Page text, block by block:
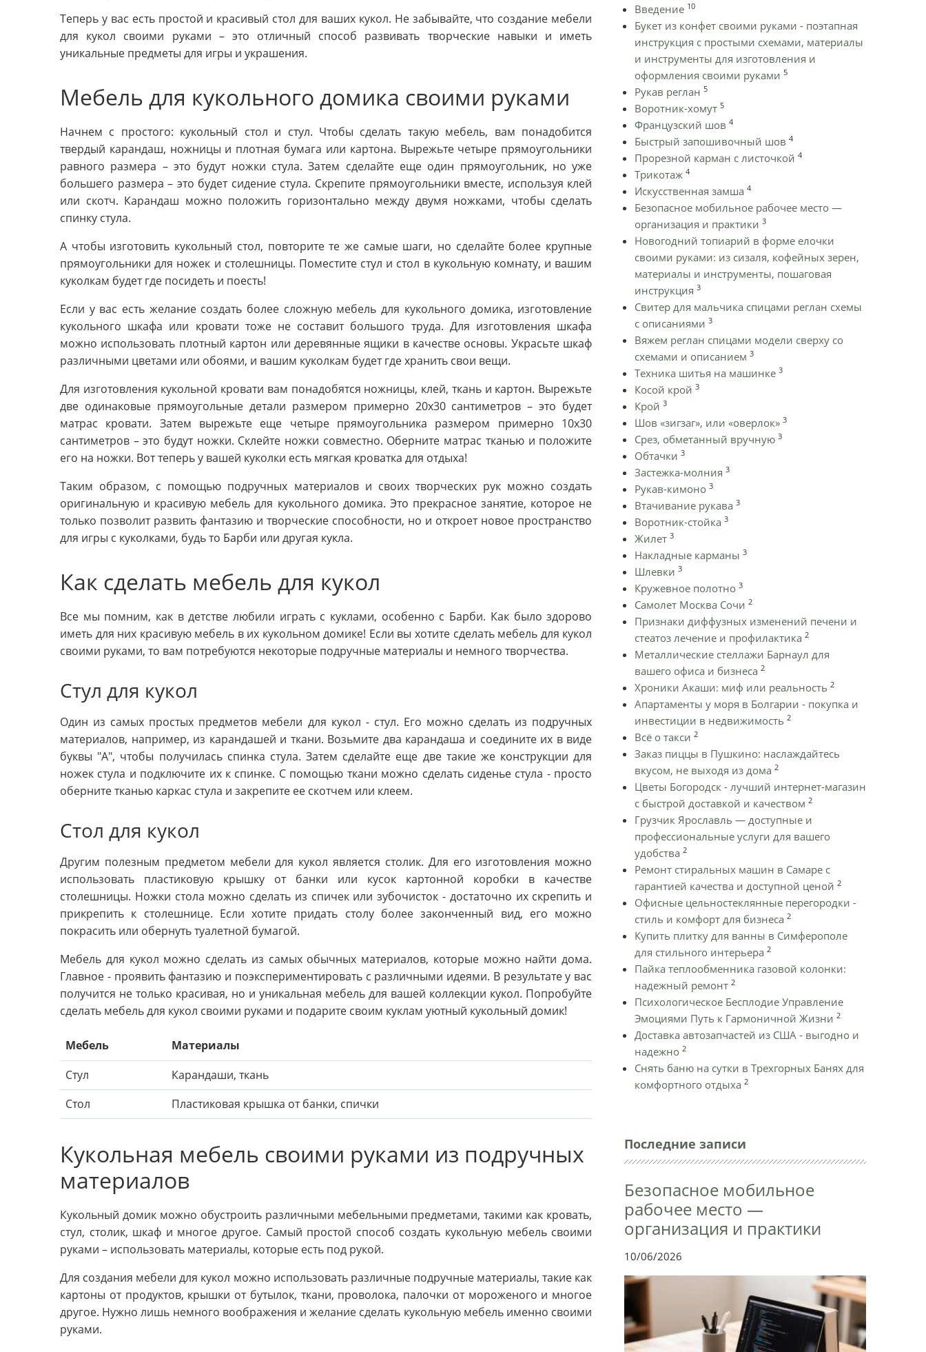
Теперь у вас есть простой и красивый стол для ваших кукол. Не забывайте, что создание мебели
для кукол своими руками – это отличный способ развивать творческие навыки и иметь
уникальные предметы для игры и украшения.
Мебель для кукольного домика своими руками
Начнем с простого: кукольный стол и стул. Чтобы сделать такую мебель, вам понадобится
твердый карандаш, ножницы и плотная бумага или картона. Вырежьте четыре прямоугольники
равного размера – это будут ножки стула. Затем сделайте еще один прямоугольник, но уже
большего размера – это будет сидение стула. Скрепите прямоугольники вместе, используя клей
или скотч. Карандаш можно положить горизонтально между двумя ножками, чтобы сделать
спинку стула.
А чтобы изготовить кукольный стол, повторите те же самые шаги, но сделайте более крупные
прямоугольники для ножек и столешницы. Поместите стул и стол в кукольную комнату, и вашим
куколкам будет где посидеть и поесть!
Если у вас есть желание создать более сложную мебель для кукольного домика, изготовление
кукольного шкафа или кровати тоже не составит большого труда. Для изготовления шкафа
можно использовать плотный картон или деревянные ящики в качестве основы. Украсьте шкаф
различными цветами или обоями, и вашим куколкам будет где хранить свои вещи.
Для изготовления кукольной кровати вам понадобятся ножницы, клей, ткань и картон. Вырежьте
две одинаковые прямоугольные детали размером примерно 20x30 сантиметров – это будет
матрас кровати. Затем вырежьте еще четыре прямоугольника размером примерно 10x30
сантиметров – это будут ножки. Склейте ножки совместно. Оберните матрас тканью и положите
его на ножки. Вот теперь у вашей куколки есть мягкая кроватка для отдыха!
Таким образом, с помощью подручных материалов и своих творческих рук можно создать
оригинальную и красивую мебель для кукольного домика. Это прекрасное занятие, которое не
только позволит развить фантазию и творческие способности, но и откроет новое пространство
для игры с куколками, будь то Барби или другая кукла.
Как сделать мебель для кукол
Все мы помним, как в детстве любили играть с куклами, особенно с Барби. Как было здорово
иметь для них красивую мебель в их кукольном домике! Если вы хотите сделать мебель для кукол
своими руками, то вам потребуются некоторые подручные материалы и немного творчества.
Стул для кукол
Один из самых простых предметов мебели для кукол - стул. Его можно сделать из подручных
материалов, например, из карандашей и ткани. Возьмите два карандаша и соедините их в виде
буквы "А", чтобы получилась спинка стула. Затем сделайте еще две такие же конструкции для
ножек стула и подключите их к спинке. С помощью ткани можно сделать сиденье стула - просто
оберните тканью каркас стула и закрепите ее скотчем или клеем.
Стол для кукол
Другим полезным предметом мебели для кукол является столик. Для его изготовления можно
использовать пластиковую крышку от банки или кусок картонной коробки в качестве
столешницы. Ножки стола можно сделать из спичек или зубочисток - достаточно их скрепить и
прикрепить к столешнице. Если хотите придать столу более законченный вид, его можно
покрасить или обернуть туалетной бумагой.
Мебель для кукол можно сделать из самых обычных материалов, которые можно найти дома.
Главное - проявить фантазию и поэкспериментировать с различными идеями. В результате у вас
получится не только красивая, но и уникальная мебель для вашей коллекции кукол. Попробуйте
сделать мебель для кукол своими руками и подарите своим куклам уютный кукольный домик!
Мебель
Материалы
Стул
Карандаши, ткань
Стол
Пластиковая крышка от банки, спички
Кукольная мебель своими руками из подручных
материалов
Кукольный домик можно обустроить различными мебельными предметами, такими как кровать,
стул, столик, шкаф и многое другое. Самый простой способ создать кукольную мебель своими
руками – использовать материалы, которые есть под рукой.
Для создания мебели для кукол можно использовать различные подручные материалы, такие как
картоны от продуктов, крышки от бутылок, ткани, проволока, палочки от мороженого и многое
другое. Нужно лишь немного воображения и желание сделать кукольную мебель именно своими
руками.
Введение 10
Букет из конфет своими руками - поэтапная
инструкция с простыми схемами, материалы
и инструменты для изготовления и
оформления своими руками 5
Рукав реглан 5
Воротник-хомут 5
Французский шов 4
Быстрый запошивочный шов 4
Прорезной карман с листочкой 4
Трикотаж 4
Искусственная замша 4
Безопасное мобильное рабочее место —
организация и практики 3
Новогодний топиарий в форме елочки
своими руками: из сизаля, кофейных зерен,
материалы и инструменты, пошаговая
инструкция 3
Cвитер для мальчика спицами реглан схемы
с описаниями 3
Вяжем реглан спицами модели сверху со
схемами и описанием 3
Техника шитья на машинке 3
Косой крой 3
Крой 3
Шов «зигзаг», или «оверлок» 3
Срез, обметанный вручную 3
Обтачки 3
Застежка-молния 3
Рукав-кимоно 3
Втачивание рукава 3
Воротник-стойка 3
Жилет 3
Накладные карманы 3
Шлевки 3
Кружевное полотно 3
Самолет Москва Сочи 2
Признаки диффузных изменений печени и
стеатоз лечение и профилактика 2
Металлические стеллажи Барнаул для
вашего офиса и бизнеса 2
Хроники Акаши: миф или реальность 2
Апартаменты у моря в Болгарии - покупка и
инвестиции в недвижимость 2
Всё о такси 2
Заказ пиццы в Пушкино: наслаждайтесь
вкусом, не выходя из дома 2
Цветы Богородск - лучший интернет-магазин
с быстрой доставкой и качеством 2
Грузчик Ярославль — доступные и
профессиональные услуги для вашего
удобства 2
Ремонт стиральных машин в Самаре с
гарантией качества и доступной ценой 2
Офисные цельностеклянные перегородки -
стиль и комфорт для бизнеса 2
Купить плитку для ванны в Симферополе
для стильного интерьера 2
Пайка теплообменника газовой колонки:
надежный ремонт 2
Психологическое Бесплодие Управление
Эмоциями Путь к Гармоничной Жизни 2
Доставка автозапчастей из США - выгодно и
надежно 2
Снять баню на сутки в Трехгорных Банях для
комфортного отдыха 2
Последние записи
Безопасное мобильное
рабочее место —
организация и практики
10/06/2026